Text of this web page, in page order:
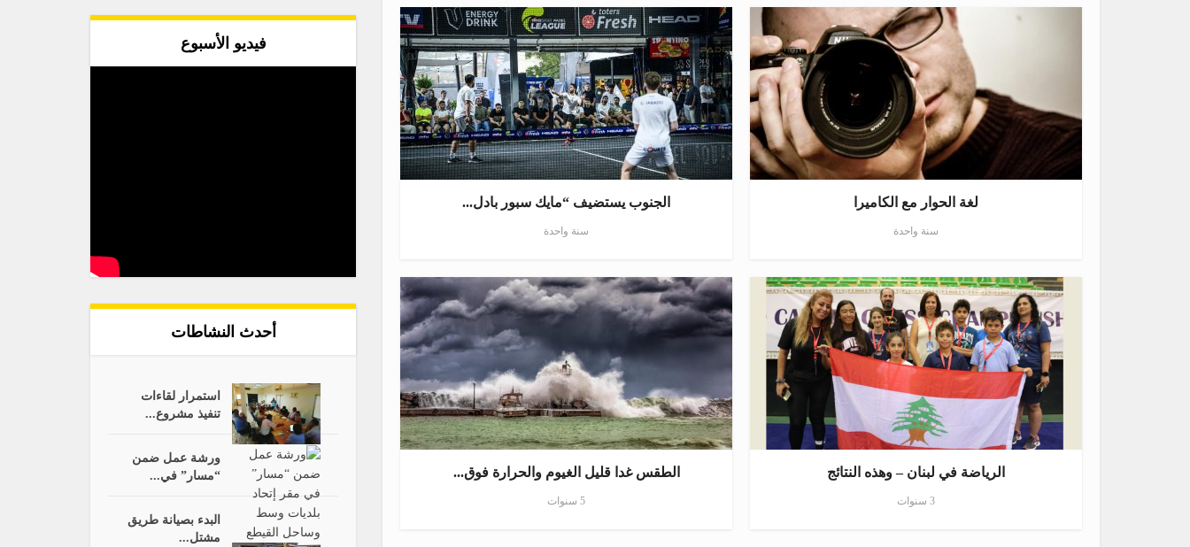
فيديو الأسبوع
أحدث النشاطات
استمرار لقاءات
تنفيذ مشروع...
ورشة عمل ضمن
“مسار” في...
البدء بصيانة طريق
مشتل...
لغة الحوار مع الكاميرا
سنة واحدة
الجنوب يستضيف “مايك سبور بادل...
سنة واحدة
الرياضة في لبنان – وهذه النتائج
3 سنوات
الطقس غدا قليل الغيوم والحرارة فوق...
5 سنوات